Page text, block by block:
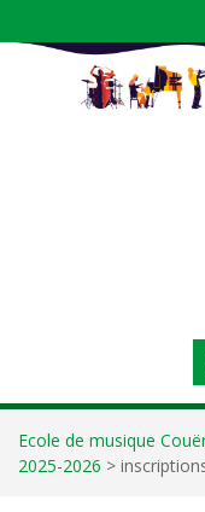
au
Ecole de musique
2025-2026 >